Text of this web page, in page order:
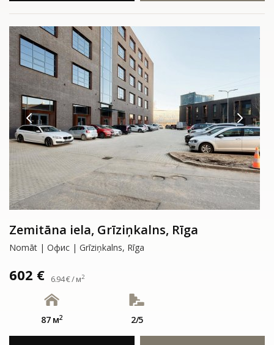
Zemitāna iela, Grīziņkalns, Rīga
Nomāt | Офис | Grīziņkalns, Rīga
602 € 6.94 € / м2
87 м2 2/5